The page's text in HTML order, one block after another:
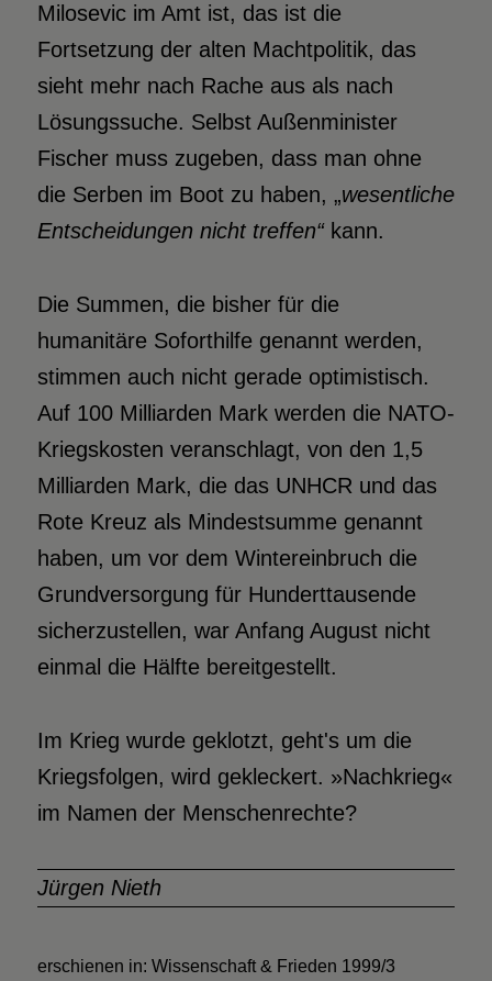
Milosevic im Amt ist, das ist die
Fortsetzung der alten Machtpolitik, das
sieht mehr nach Rache aus als nach
Lösungssuche. Selbst Außenminister
Fischer muss zugeben, dass man ohne
die Serben im Boot zu haben, „wesentliche
Entscheidungen nicht treffen“kann.
Die Summen, die bisher für die
humanitäre Soforthilfe genannt werden,
stimmen auch nicht gerade optimistisch.
Auf 100 Milliarden Mark werden die NATO-
Kriegskosten veranschlagt, von den 1,5
Milliarden Mark, die das UNHCR und das
Rote Kreuz als Mindestsumme genannt
haben, um vor dem Wintereinbruch die
Grundversorgung für Hunderttausende
sicherzustellen, war Anfang August nicht
einmal die Hälfte bereitgestellt.
Im Krieg wurde geklotzt, geht's um die
Kriegsfolgen, wird gekleckert. »Nachkrieg«
im Namen der Menschenrechte?
Jürgen Nieth
erschienen in: Wissenschaft & Frieden 1999/3